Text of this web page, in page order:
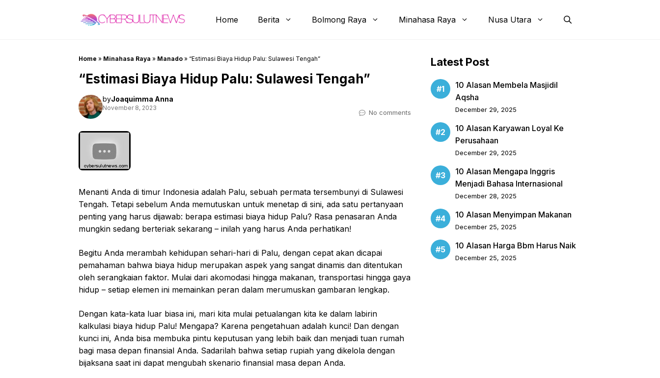
Home Berita Bolmong Raya Minahasa Raya Nusa Utara
Home » Minahasa Raya » Manado » “Estimasi Biaya Hidup Palu: Sulawesi Tengah”
“Estimasi Biaya Hidup Palu: Sulawesi Tengah”
byJoaquimma Anna
November 8, 2023
No comments
Menanti Anda di timur Indonesia adalah Palu, sebuah permata tersembunyi di Sulawesi
Tengah. Tetapi sebelum Anda memutuskan untuk menetap di sini, ada satu pertanyaan
penting yang harus dijawab: berapa estimasi biaya hidup Palu? Rasa penasaran Anda
mungkin sedang berteriak sekarang – inilah yang harus Anda perhatikan!
Begitu Anda merambah kehidupan sehari-hari di Palu, dengan cepat akan dicapai
pemahaman bahwa biaya hidup merupakan aspek yang sangat dinamis dan ditentukan
oleh serangkaian faktor. Mulai dari akomodasi hingga makanan, transportasi hingga gaya
hidup – setiap elemen ini memainkan peran dalam merumuskan gambaran lengkap.
Dengan kata-kata luar biasa ini, mari kita mulai petualangan kita ke dalam labirin
kalkulasi biaya hidup Palu! Mengapa? Karena pengetahuan adalah kunci! Dan dengan
kunci ini, Anda bisa membuka pintu keputusan yang lebih baik dan menjadi tuan rumah
bagi masa depan finansial Anda. Sadarilah bahwa setiap rupiah yang dikelola dengan
bijaksana saat ini dapat mengubah skenario finansial masa depan Anda.
Latest Post
10 Alasan Membela Masjidil
Aqsha
December 29, 2025
10 Alasan Karyawan Loyal Ke
Perusahaan
December 29, 2025
10 Alasan Mengapa Inggris
Menjadi Bahasa Internasional
December 28, 2025
10 Alasan Menyimpan Makanan
December 25, 2025
10 Alasan Harga Bbm Harus Naik
December 25, 2025